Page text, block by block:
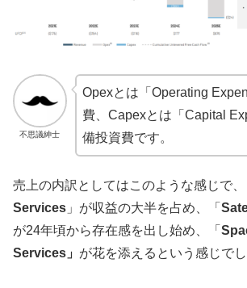
不思議紳士
Opexとは「Operating
費、Capexとは「Capital
備投資費です。
売上の内訳としてはこのような感じで、
Services 」が収益の大半を占め、「
が24年頃から存在感を出し始め、「
Services」 が花を添えるという感じでし